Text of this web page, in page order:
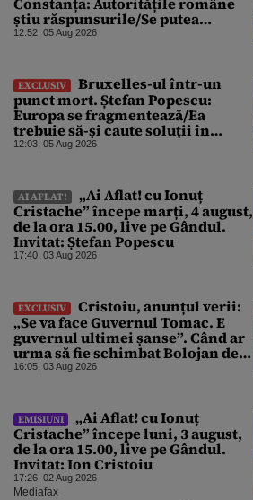
știu răspunsurile/Se putea
protesta, dar probabil că nu s-a
12:52, 05 Aug 2026
EXCLUSIV
Bruxelles-ul într-un
punct mort. Ștefan Popescu:
Europa se fragmentează/Ea
trebuie să-și caute soluții în
interior, dar este incapabilă
12:03, 05 Aug 2026
AI AFLAT!
„Ai Aflat! cu Ionuț
Cristache” începe marți, 4 august,
de la ora 15.00, live pe Gândul.
Invitat: Ștefan Popescu
17:40, 03 Aug 2026
EXCLUSIV
Cristoiu, anunțul verii:
„Se va face Guvernul Tomac. E
guvernul ultimei șanse”. Când ar
urma să fie schimbat Bolojan de
la Palatul Victoria
16:05, 03 Aug 2026
EMISIUNI
„Ai Aflat! cu Ionuț
Cristache” începe luni, 3 august,
de la ora 15.00, live pe Gândul.
Invitat: Ion Cristoiu
17:26, 02 Aug 2026
Mediafax